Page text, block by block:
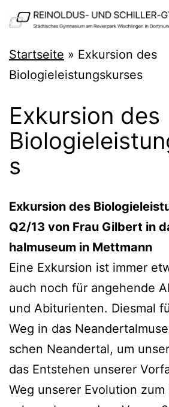
Zum
Inhalt
springen
Reinoldus-
und
Gymnasium
Dortmund
Startseite » Exkursion des
Biologieleistungskurses
Exkursion des
s
Exkur­si­on des
Q2/13 von Frau Gil­bert in
hal­mu­se­um in Mettmann
Eine Exkur­si­on ist immer
auch noch für ange­hen­de
und Abitu­ri­en­ten. Dies­mal
Weg in das
schen Nean­der­tal, um
das Ent­ste­hen unse­rer
Weg unse­rer Evo­lu­ti­on